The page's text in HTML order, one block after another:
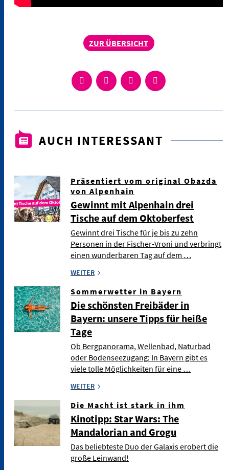
ZUR ÜBERSICHT
AUCH INTERESSANT
Präsentiert vom original Obazda
von Alpenhain
Gewinnt mit Alpenhain drei
Tische auf dem Oktoberfest
Gewinnt drei Tische für je bis zu zehn
Personen in der Fischer-Vroni und verbringt
einen wunderbaren Tag auf dem …
WEITER
Sommerwetter in Bayern
Die schönsten Freibäder in
Bayern: unsere Tipps für heiße
Tage
Ob Bergpanorama, Wellenbad, Naturbad
oder Bodenseezugang: In Bayern gibt es
viele tolle Möglichkeiten für eine …
WEITER
Die Macht ist stark in ihm
Kinotipp: Star Wars: The
Mandalorian and Grogu
Das beliebteste Duo der Galaxis erobert die
große Leinwand!